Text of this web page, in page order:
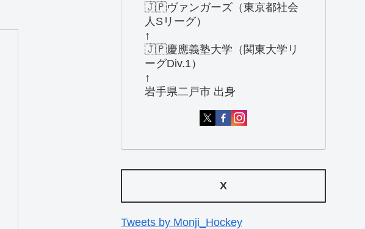
🇯🇵ヴァンガーズ（東京都社会
人Sリーグ）
↑
🇯🇵慶應義塾大学（関東大学リ
ーグDiv.1）
↑
岩手県二戸市 出身
X
Tweets by Monji_Hockey